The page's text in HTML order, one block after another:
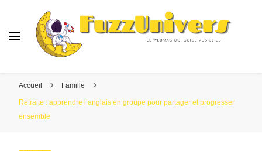
Accueil Famille
Retraite : apprendre l’anglais en groupe pour partager et progresser
ensemble